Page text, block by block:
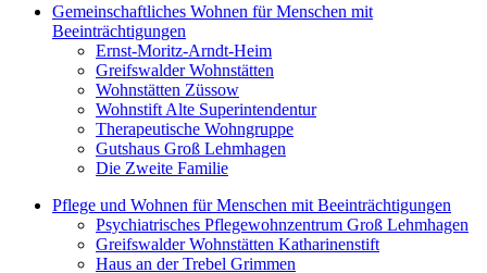
Gemeinschaftliches Wohnen für Menschen mit
Beeinträchtigungen
Ernst-Moritz-Arndt-Heim
Greifswalder Wohnstätten
Wohnstätten Züssow
Wohnstift Alte Superintendentur
Therapeutische Wohngruppe
Gutshaus Groß Lehmhagen
Die Zweite Familie
Pflege und Wohnen für Menschen mit Beeinträchtigungen
Psychiatrisches Pflegewohnzentrum Groß Lehmhagen
Greifswalder Wohnstätten Katharinenstift
Haus an der Trebel Grimmen